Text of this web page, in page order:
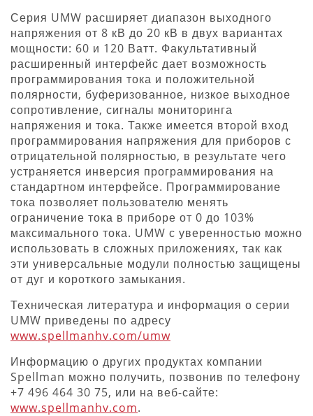
Серия UMW расширяет диапазон выходного
напряжения от 8 кВ до 20 кВ в двух вариантах
мощности: 60 и 120 Ватт. Факультативный
расширенный интерфейс дает возможность
программирования тока и положительной
полярности, буферизованное, низкое выходное
сопротивление, сигналы мониторинга
напряжения и тока. Также имеется второй вход
программирования напряжения для приборов с
отрицательной полярностью, в результате чего
устраняется инверсия программирования на
стандартном интерфейсе. Программирование
тока позволяет пользователю менять
ограничение тока в приборе от 0 до 103%
максимального тока. UMW с уверенностью можно
использовать в сложных приложениях, так как
эти универсальные модули полностью защищены
от дуг и короткого замыкания.
Техническая литература и информация о серии
UMW приведены по адресу
www.spellmanhv.com/umw
Информацию о других продуктах компании
Spellman можно получить, позвонив по телефону
+7 496 464 30 75, или на веб-сайте:
www.spellmanhv.com.